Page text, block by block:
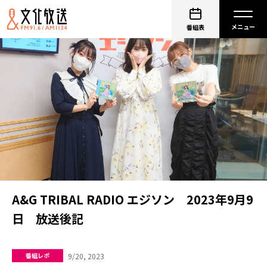
番組表
A&G TRIBAL RADIO エジソン 2023年9月9
日 放送後記
番組レポ 9/20, 2023